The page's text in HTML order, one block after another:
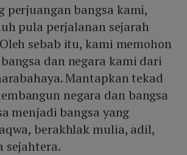
perjuangan bangsa kami,
pula perjalanan sejarah
sebab itu, kami memohon
dan negara kami dari
Mantapkan tekad
negara dan bangsa
menjadi bangsa yang
berakhlak mulia, adil,
sejahtera.